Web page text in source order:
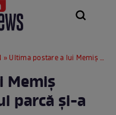
» Ultima postare a lui Memiș Selciuc. Saxofonistul parcă și-a prevestit moartea
Memiș
parcă și-a